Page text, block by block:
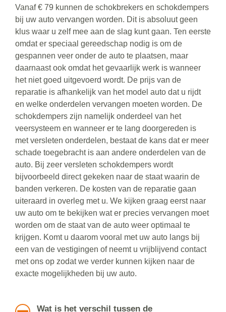
Vanaf € 79 kunnen de schokbrekers en schokdempers
bij uw auto vervangen worden. Dit is absoluut geen
klus waar u zelf mee aan de slag kunt gaan. Ten eerste
omdat er speciaal gereedschap nodig is om de
gespannen veer onder de auto te plaatsen, maar
daarnaast ook omdat het gevaarlijk werk is wanneer
het niet goed uitgevoerd wordt. De prijs van de
reparatie is afhankelijk van het model auto dat u rijdt
en welke onderdelen vervangen moeten worden. De
schokdempers zijn namelijk onderdeel van het
veersysteem en wanneer er te lang doorgereden is
met versleten onderdelen, bestaat de kans dat er meer
schade toegebracht is aan andere onderdelen van de
auto. Bij zeer versleten schokdempers wordt
bijvoorbeeld direct gekeken naar de staat waarin de
banden verkeren. De kosten van de reparatie gaan
uiteraard in overleg met u. We kijken graag eerst naar
uw auto om te bekijken wat er precies vervangen moet
worden om de staat van de auto weer optimaal te
krijgen. Komt u daarom vooral met uw auto langs bij
een van de vestigingen of neemt u vrijblijvend contact
met ons op zodat we verder kunnen kijken naar de
exacte mogelijkheden bij uw auto.
Wat is het verschil tussen de